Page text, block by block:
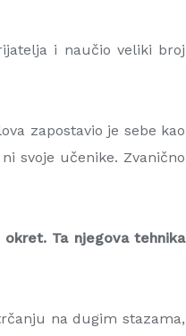
i naučio veliki broj
zapostavio je sebe kao
svoje učenike. Zvanično
Ta njegova tehnika
na dugim stazama,